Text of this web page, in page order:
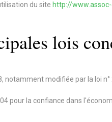
du site http://
lois
notamment modifiée par la loi
pour la confiance dans